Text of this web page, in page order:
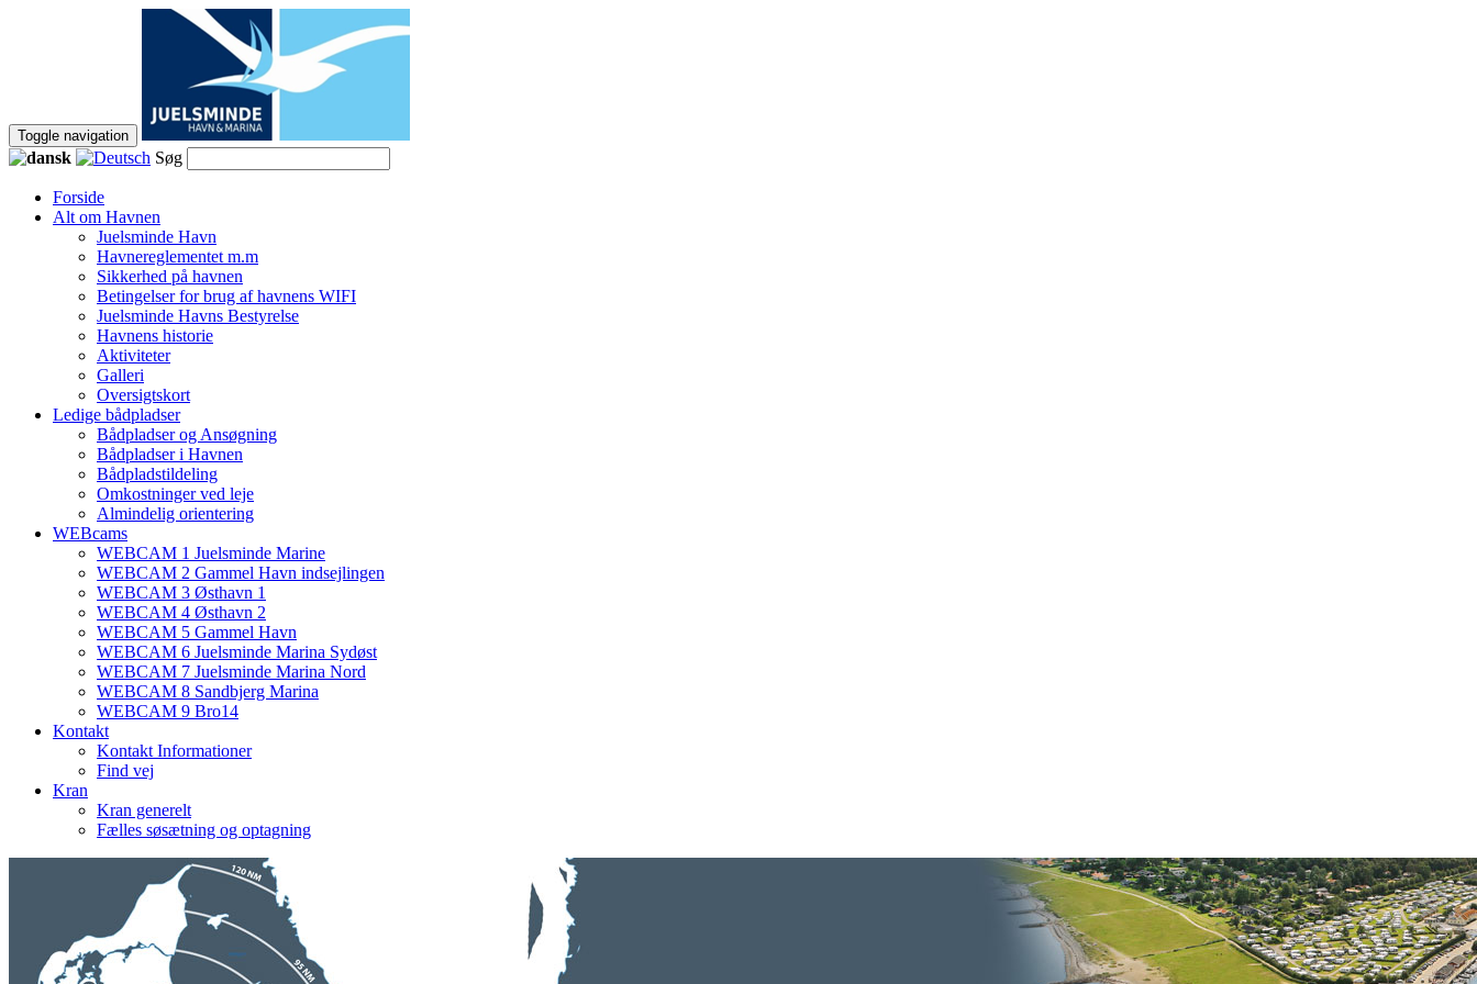
Toggle navigation
Søg
Forside
Alt om Havnen
Juelsminde Havn
Havnereglementet m.m
Sikkerhed på havnen
Betingelser for brug af havnens WIFI
Juelsminde Havns Bestyrelse
Havnens historie
Aktiviteter
Galleri
Oversigtskort
Ledige bådpladser
Bådpladser og Ansøgning
Bådpladser i Havnen
Bådpladstildeling
Omkostninger ved leje
Almindelig orientering
WEBcams
WEBCAM 1 Juelsminde Marine
WEBCAM 2 Gammel Havn indsejlingen
WEBCAM 3 Østhavn 1
WEBCAM 4 Østhavn 2
WEBCAM 5 Gammel Havn
WEBCAM 6 Juelsminde Marina Sydøst
WEBCAM 7 Juelsminde Marina Nord
WEBCAM 8 Sandbjerg Marina
WEBCAM 9 Bro14
Kontakt
Kontakt Informationer
Find vej
Kran
Kran generelt
Fælles søsætning og optagning